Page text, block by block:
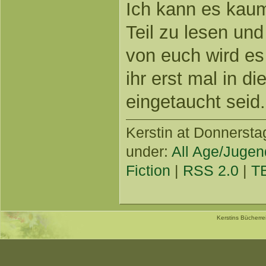
Ich kann es
Teil zu lesen
von euch wird
ihr erst mal in
eingetaucht seid.
Kerstin at
under: All Age/
Fiction | RSS 2.0 |
Kerstins